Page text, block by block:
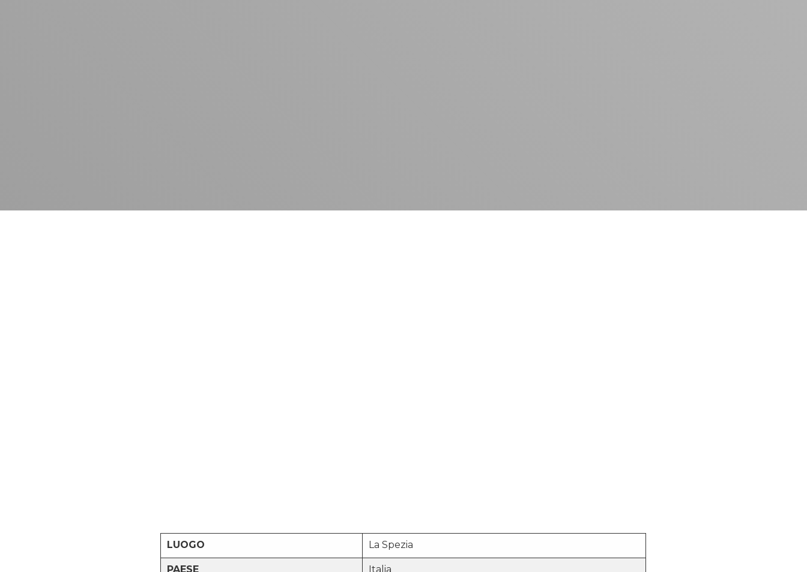
LUOGO La Spezia
PAESE Italia